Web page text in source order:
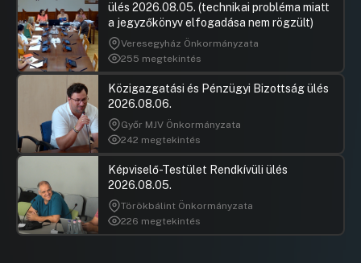
ülés 2026.08.05. (technikai probléma miatt
a jegyzőkönyv elfogadása nem rögzült)
Veresegyház Önkormányzata
255 megtekintés
Közigazgatási és Pénzügyi Bizottság ülés
2026.08.06.
Győr MJV Önkormányzata
242 megtekintés
Képviselő-Testület Rendkívüli ülés
2026.08.05.
Törökbálint Önkormányzata
226 megtekintés